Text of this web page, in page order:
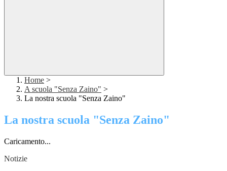
Home >
A scuola "Senza Zaino" >
La nostra scuola "Senza Zaino"
La nostra scuola "Senza Zaino"
Caricamento...
Notizie